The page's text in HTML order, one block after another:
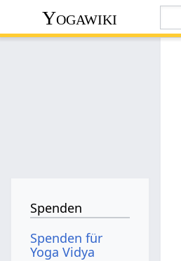
Yogawiki
Spenden
Spenden für
Yoga Vidya